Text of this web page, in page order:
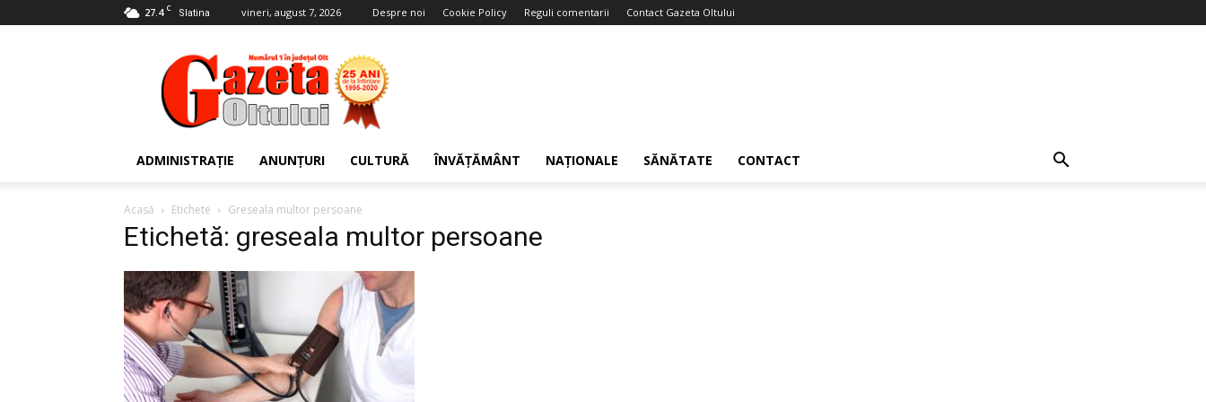
27.4 C Slatina vineri, august 7, 2026 Despre noi Cookie Policy Reguli comentarii Contact Gazeta Oltului
Gazeta
Oltului
ADMINISTRAȚIE ANUNȚURI CULTURĂ ÎNVĂȚĂMÂNT NAȚIONALE SĂNĂTATE CONTACT
Acasă Etichete Greseala multor persoane
Etichetă: greseala multor persoane